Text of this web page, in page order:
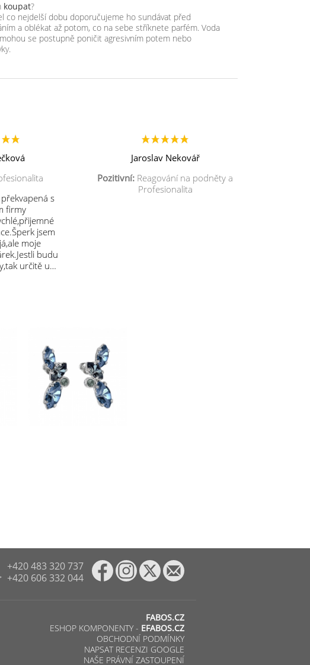
koupat?
co nejdelší dobu doporučujeme ho sundávat před
a oblékat až potom, co na sebe stříknete parfém. Voda
se postupně poničit agresivním potem nebo
překvapená s
firmy
jsem
moje
budu
určitě u
Jaroslav Nekovář
Pozitivní: Reagování na podněty a
Profesionalita
+420 483 320 737
+420 606 332 044
FABOS.CZ
ESHOP KOMPONENTY - EFABOS.CZ
OBCHODNÍ PODMÍNKY
NAPSAT RECENZI GOOGLE
NAŠE PRÁVNÍ ZASTOUPENÍ